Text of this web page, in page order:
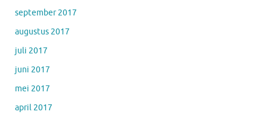
september 2017
augustus 2017
juli 2017
juni 2017
mei 2017
april 2017